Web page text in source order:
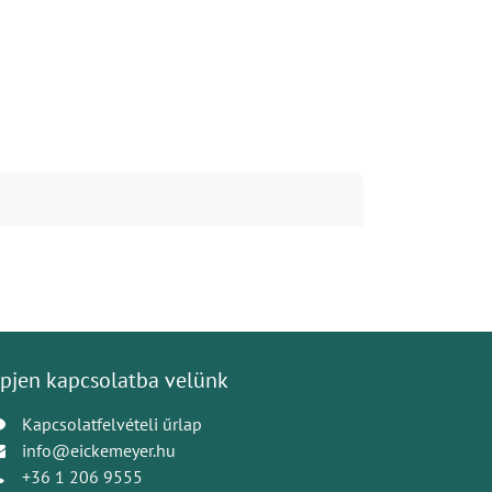
kapcsolatba velünk
Kapcsolatfelvételi űrlap
info@eickemeyer.hu
+36 1 206 9555